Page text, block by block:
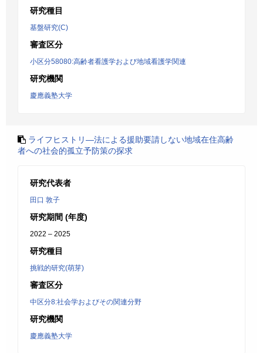
研究種目
基盤研究(C)
審査区分
小区分58080:高齢者看護学および地域看護学関連
研究機関
慶應義塾大学
ライフヒストリ―法による援助要請しない地域在住高齢
者への社会的孤立予防策の探求
研究代表者
田口 敦子
研究期間 (年度)
2022 – 2025
研究種目
挑戦的研究(萌芽)
審査区分
中区分8:社会学およびその関連分野
研究機関
慶應義塾大学